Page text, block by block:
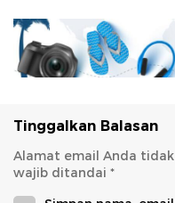
Tinggalkan Balasan
Alamat email Anda
wajib ditandai *